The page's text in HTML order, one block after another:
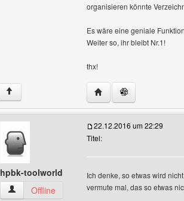
organisieren könnte
Es wäre eine geniale
Weiter so, ihr bleibt Nr.1!
thx!
↑ Website dieses
hpbk-toolworld
hpbk-toolworld Benutzer-Profile anzeigen
Offline
22.12.2016 um 22:29
Titel:
Ich denke, so etwas wird
vermute mal, das so etwas